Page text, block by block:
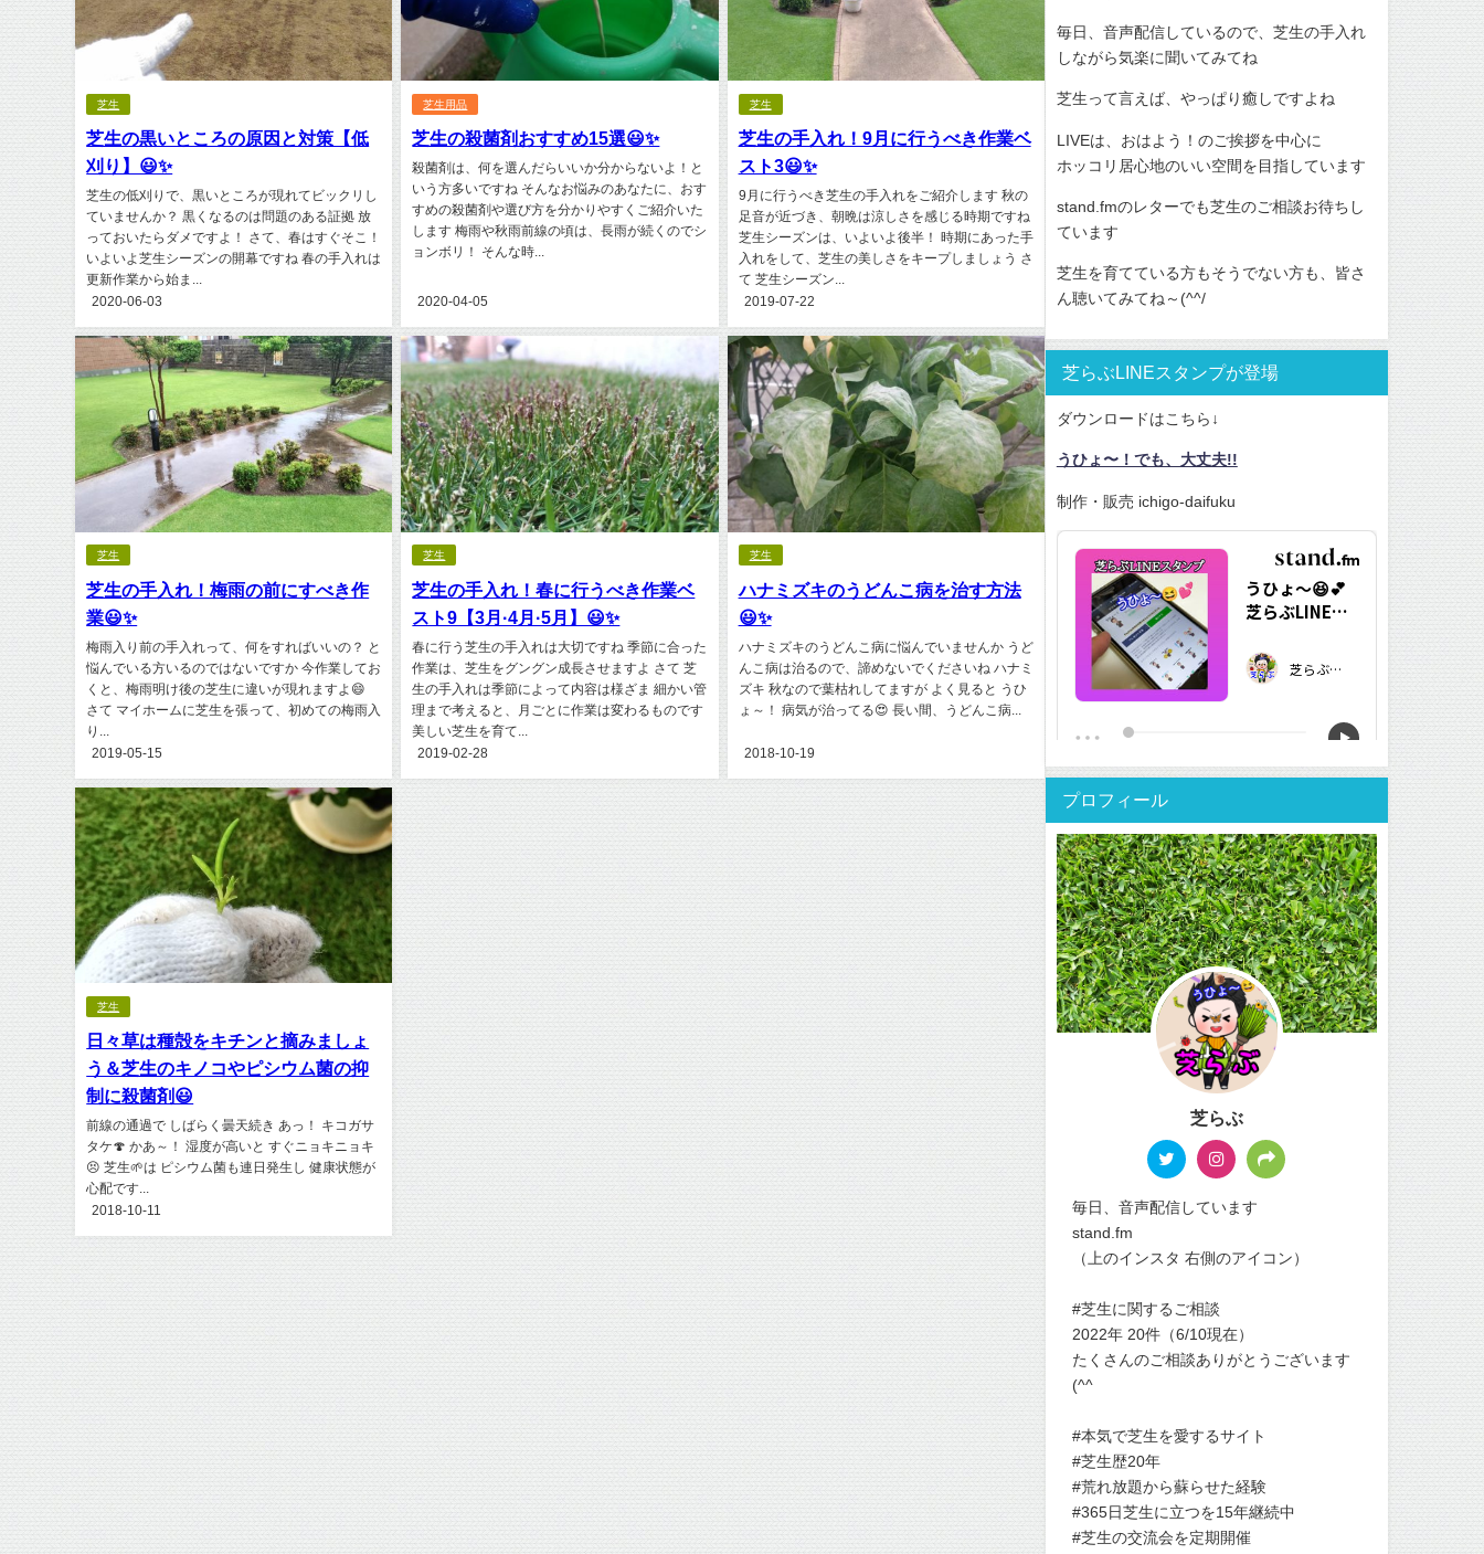
芝生
芝生の黒いところの原因と対策【低
刈り】😃✨
芝生の低刈りで、黒いところが現れてビックリし
ていませんか？ 黒くなるのは問題のある証拠 放
っておいたらダメですよ！ さて、春はすぐそこ！
いよいよ芝生シーズンの開幕ですね 春の手入れは
更新作業から始ま...
2020-06-03
芝生用品
芝生の殺菌剤おすすめ15選😃✨
殺菌剤は、何を選んだらいいか分からないよ！と
いう方多いですね そんなお悩みのあなたに、おす
すめの殺菌剤や選び方を分かりやすくご紹介いた
します 梅雨や秋雨前線の頃は、長雨が続くのでシ
ョンボリ！ そんな時...
2020-04-05
芝生
芝生の手入れ！9月に行うべき作業ベ
スト3😃✨
9月に行うべき芝生の手入れをご紹介します 秋の
足音が近づき、朝晩は涼しさを感じる時期ですね
芝生シーズンは、いよいよ後半！ 時期にあった手
入れをして、芝生の美しさをキープしましょう さ
て 芝生シーズン...
2019-07-22
芝生
芝生の手入れ！梅雨の前にすべき作
業😃✨
梅雨入り前の手入れって、何をすればいいの？ と
悩んでいる方いるのではないですか 今作業してお
くと、梅雨明け後の芝生に違いが現れますよ😄
さて マイホームに芝生を張って、初めての梅雨入
り...
2019-05-15
芝生
芝生の手入れ！春に行うべき作業ベ
スト9【3月·4月·5月】😃✨
春に行う芝生の手入れは大切ですね 季節に合った
作業は、芝生をグングン成長させますよ さて 芝
生の手入れは季節によって内容は様ざま 細かい管
理まで考えると、月ごとに作業は変わるものです
美しい芝生を育て...
2019-02-28
芝生
ハナミズキのうどんこ病を治す方法
😃✨
ハナミズキのうどんこ病に悩んでいませんか うど
んこ病は治るので、諦めないでくださいね ハナミ
ズキ 秋なので葉枯れしてますが よく見ると うひ
ょ～！ 病気が治ってる😍 長い間、うどんこ病...
2018-10-19
芝生
日々草は種殻をキチンと摘みましょ
う＆芝生のキノコやピシウム菌の抑
制に殺菌剤😃
前線の通過で しばらく曇天続き あっ！ キコガサ
タケ🍄 かあ～！ 湿度が高いと すぐニョキニョキ
😣 芝生🌱は ピシウム菌も連日発生し 健康状態が
心配です...
2018-10-11
毎日、音声配信しているので、芝生の手入れ
しながら気楽に聞いてみてね
芝生って言えば、やっぱり癒しですよね
LIVEは、おはよう！のご挨拶を中心に
ホッコリ居心地のいい空間を目指しています
stand.fmのレターでも芝生のご相談お待ちし
ています
芝生を育てている方もそうでない方も、皆さ
ん聴いてみてね～(^^/
芝らぶLINEスタンプが登場
ダウンロードはこちら↓
うひょ〜！でも、大丈夫!!
制作・販売 ichigo-daifuku
プロフィール
芝らぶ
毎日、音声配信しています
stand.fm
（上のインスタ 右側のアイコン）
#芝生に関するご相談
2022年 20件（6/10現在）
たくさんのご相談ありがとうございます
(^^
#本気で芝生を愛するサイト
#芝生歴20年
#荒れ放題から蘇らせた経験
#365日芝生に立つを15年継続中
#芝生の交流会を定期開催